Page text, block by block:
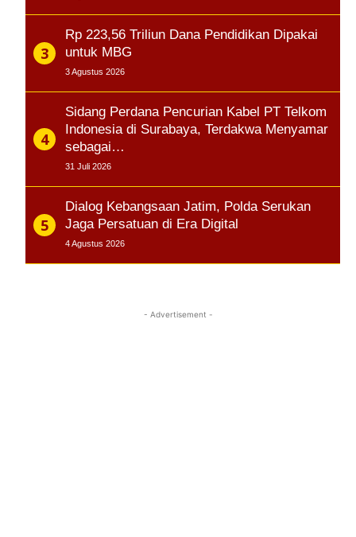
Rp 223,56 Triliun Dana Pendidikan Dipakai
untuk MBG
3 Agustus 2026
Sidang Perdana Pencurian Kabel PT Telkom
Indonesia di Surabaya, Terdakwa Menyamar
sebagai…
31 Juli 2026
Dialog Kebangsaan Jatim, Polda Serukan
Jaga Persatuan di Era Digital
4 Agustus 2026
- Advertisement -